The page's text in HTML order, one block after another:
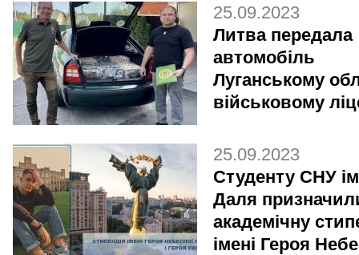
25.09.2023
Литва передала
автомобіль
Луганському
військовому
25.09.2023
Студенту СНУ
Даля
академічну
імені Героя